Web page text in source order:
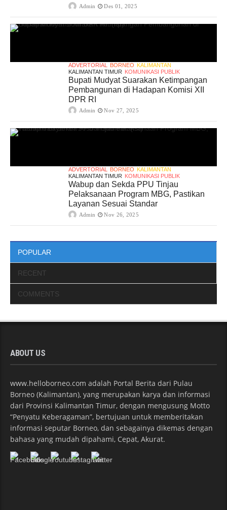
Admin Des 01, 2025
ADVERTORIAL BORNEO KALIMANTAN
KALIMANTAN TIMUR KOMUNIKASI PUBLIK
Bupati Mudyat Suarakan Ketimpangan
Pembangunan di Hadapan Komisi XII
DPR RI
Admin Nov 27, 2025
ADVERTORIAL BORNEO KALIMANTAN
KALIMANTAN TIMUR KOMUNIKASI PUBLIK
Wabup dan Sekda PPU Tinjau
Pelaksanaan Program MBG, Pastikan
Layanan Sesuai Standar
Admin Nov 26, 2025
POPULAR
RECENT
COMMENTS
ABOUT US
www.helloborneo.com adalah Portal Berita dari Pulau
Borneo (Kalimantan), yang merupakan karya dan informasi
dari Provinsi Kalimantan Timur, dengan mengusung Motto
“Penyatu Keberagaman”, bertujuan untuk memberitakan
informasi seputar Borneo, dan sebagainya dikemas dengan
bahasa yang mudah dipahami, Cepat, Akurat.